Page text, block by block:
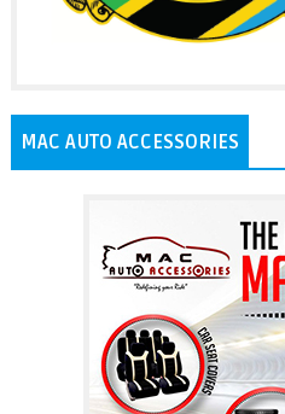
MAC AUTO ACCESSORIES